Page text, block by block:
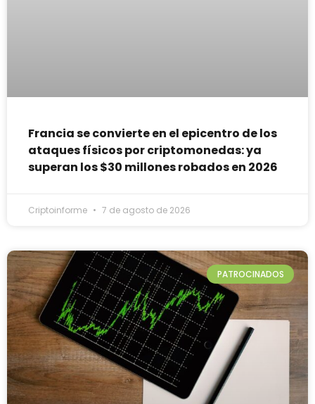
Francia se convierte en el epicentro de los
ataques físicos por criptomonedas: ya
superan los $30 millones robados en 2026
Criptoinforme 7 de agosto de 2026
PATROCINADOS